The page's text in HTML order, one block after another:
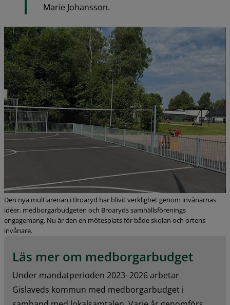
Marie Johansson.
Den nya multiarenan i Broaryd har blivit verklighet genom invånarnas
idéer, medborgarbudgeten och Broaryds samhällsförenings
engagemang. Nu är den en mötesplats för både skolan och ortens
invånare.
Läs mer om medborgarbudget
Under mandatperioden 2023–2026 arbetar
Gislaveds kommun med medborgarbudget i